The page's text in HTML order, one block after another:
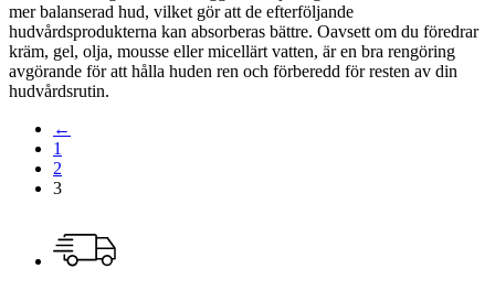
mer balanserad hud, vilket gör att de efterföljande
hudvårdsprodukterna kan absorberas bättre. Oavsett om du föredrar
kräm, gel, olja, mousse eller micellärt vatten, är en bra rengöring
avgörande för att hålla huden ren och förberedd för resten av din
hudvårdsrutin.
←
1
2
3